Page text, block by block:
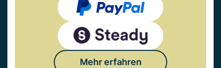
Mehr erfahren